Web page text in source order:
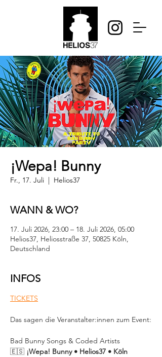
¡Wepa! Bunny
Fr., 17. Juli
  |
Helios37
WANN & WO?
17. Juli 2026, 23:00 – 18. Juli 2026, 05:00
Helios37, Heliosstraße 37, 50825 Köln,
Deutschland
INFOS
TICKETS
Das sagen die Veranstalter:innen zum Event:
Bad Bunny Songs & Coded Artists
🇪🇸 ¡Wepa! Bunny • Helios37 • Köln